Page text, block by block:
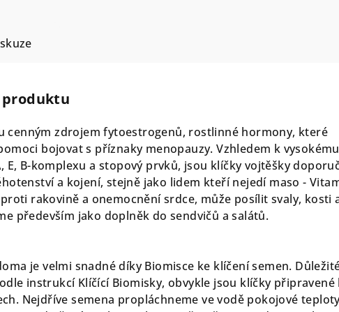
cenným zdrojem fytoestrogenů, rostlinné hormony, které
bojovat s příznaky menopauzy. Vzhledem k vysokému
E, B-komplexu a stopový prvků, jsou klíčky vojtěšky
a kojení, stejně jako lidem kteří nejedí maso -
rakovině a onemocnění srdce, může posílit svaly, kosti
především jako doplněk do sendvičů a salátů.
je velmi snadné díky Biomisce ke klíčení semen.
instrukcí Klíčící Biomisky, obvykle jsou klíčky připravené
Nejdříve semena propláchneme ve vodě pokojové